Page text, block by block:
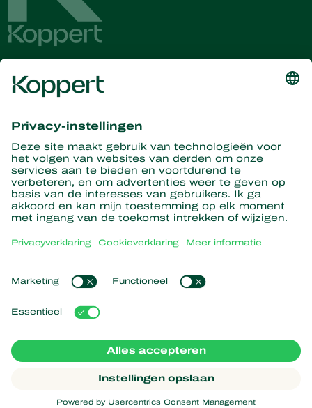
Ontvang het laatste nieuws en
informatie
Hier aanmelden
Partners with Nature
Roofmijten
Roofinsecten
Nuttige nematoden
Nuttige micro-organismen
Gewasbescherming
Nieuws en informatie
Duurzaamheid
Werken bij Koppert
Contact
Populaire links
Ervaringen van klanten
Koppert One
Koppert Global
Cookies beheren
Cookieverklaring